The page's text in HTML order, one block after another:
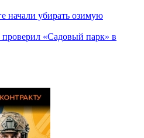
начали убирать озимую
«Садовый парк» в